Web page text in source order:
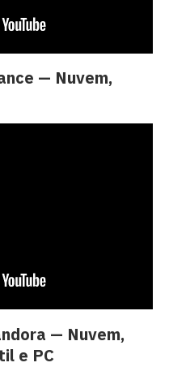
— Nuvem,
— Nuvem,
e PC